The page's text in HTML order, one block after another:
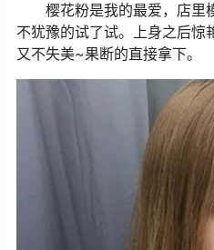
樱花粉是我的最爱，店里
不犹豫的试了试。上身之后惊
又不失美~果断的直接拿下。